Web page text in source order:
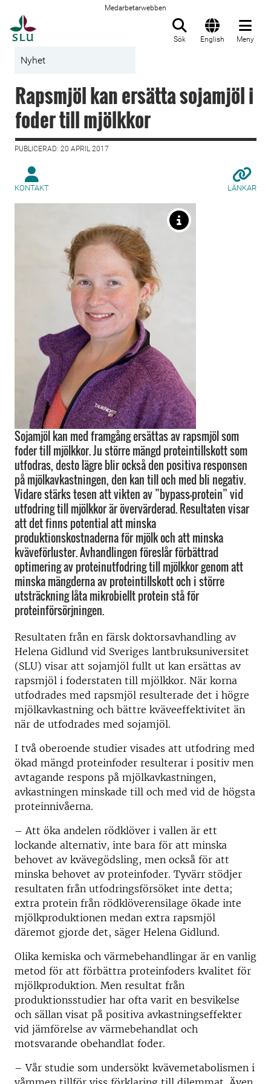
Medarbetarwebben
Sök English Meny
Nyhet
Rapsmjöl kan ersätta sojamjöl i
foder till mjölkkor
PUBLICERAD: 20 APRIL 2017
KONTAKT LÄNKAR
Sojamjöl kan med framgång ersättas av rapsmjöl som
foder till mjölkkor. Ju större mängd proteintillskott som
utfodras, desto lägre blir också den positiva responsen
på mjölkavkastningen, den kan till och med bli negativ.
Vidare stärks tesen att vikten av ”bypass-protein” vid
utfodring till mjölkkor är övervärderad. Resultaten visar
att det finns potential att minska
produktionskostnaderna för mjölk och att minska
kväveförluster. Avhandlingen föreslår förbättrad
optimering av proteinutfodring till mjölkkor genom att
minska mängderna av proteintillskott och i större
utsträckning låta mikrobiellt protein stå för
proteinförsörjningen.
Resultaten från en färsk doktorsavhandling av
Helena Gidlund vid Sveriges lantbruksuniversitet
(SLU) visar att sojamjöl fullt ut kan ersättas av
rapsmjöl i foderstaten till mjölkkor. När korna
utfodrades med rapsmjöl resulterade det i högre
mjölkavkastning och bättre kväveeffektivitet än
när de utfodrades med sojamjöl.
I två oberoende studier visades att utfodring med
ökad mängd proteinfoder resulterar i positiv men
avtagande respons på mjölkavkastningen,
avkastningen minskade till och med vid de högsta
proteinnivåerna.
– Att öka andelen rödklöver i vallen är ett
lockande alternativ, inte bara för att minska
behovet av kvävegödsling, men också för att
minska behovet av proteinfoder. Tyvärr stödjer
resultaten från utfodringsförsöket inte detta;
extra protein från rödklöverensilage ökade inte
mjölkproduktionen medan extra rapsmjöl
däremot gjorde det, säger Helena Gidlund.
Olika kemiska och värmebehandlingar är en vanlig
metod för att förbättra proteinfoders kvalitet för
mjölkproduktion. Men resultat från
produktionsstudier har ofta varit en besvikelse
och sällan visat på positiva avkastningseffekter
vid jämförelse av värmebehandlat och
motsvarande obehandlat foder.
– Vår studie som undersökt kvävemetabolismen i